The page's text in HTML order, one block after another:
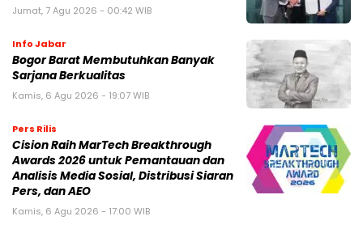
Jumat, 7 Agu 2026 - 00:42 WIB
Info Jabar
Bogor Barat Membutuhkan Banyak
Sarjana Berkualitas
Kamis, 6 Agu 2026 - 19:07 WIB
Pers Rilis
Cision Raih MarTech Breakthrough
Awards 2026 untuk Pemantauan dan
Analisis Media Sosial, Distribusi Siaran
Pers, dan AEO
Kamis, 6 Agu 2026 - 17:00 WIB